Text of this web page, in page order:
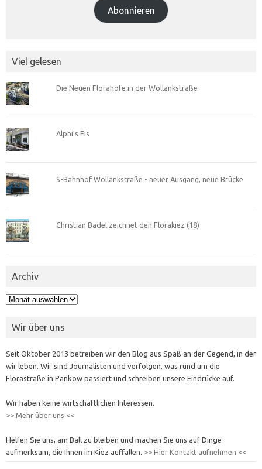
Abonnieren
Viel gelesen
Die Neuen Florahöfe in der Wollankstraße
Alphi’s Eis
S-Bahnhof Wollankstraße - neuer Ausgang, neue Brücke
Christian Badel zeichnet den Florakiez (18)
Archiv
Archiv
Wir über uns
Seit Oktober 2013 betreiben wir den Blog aus Spaß an der Gegend, in der
wir leben. Wir sind Journalisten und verfolgen, was rund um die
Florastraße in Pankow passiert und schreiben unsere Eindrücke auf.
Wir haben keine wirtschaftlichen Interessen.
>> Mehr über uns <<
Helfen Sie uns, am Ball zu bleiben und machen Sie uns auf Dinge
aufmerksam, die Ihnen im Kiez auffallen. >> Hier Kontakt aufnehmen <<